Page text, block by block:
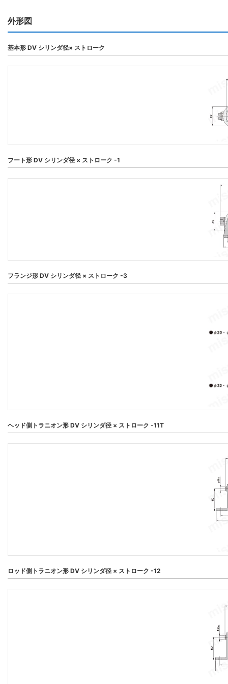
外形図
基本形 DV シリンダ径× ストローク
フート形 DV シリンダ径 × ストローク -1
フランジ形 DV シリンダ径 × ストローク -3
ヘッド側トラニオン形 DV シリンダ径 × ストローク -11T
ロッド側トラニオン形 DV シリンダ径 × ストローク -12